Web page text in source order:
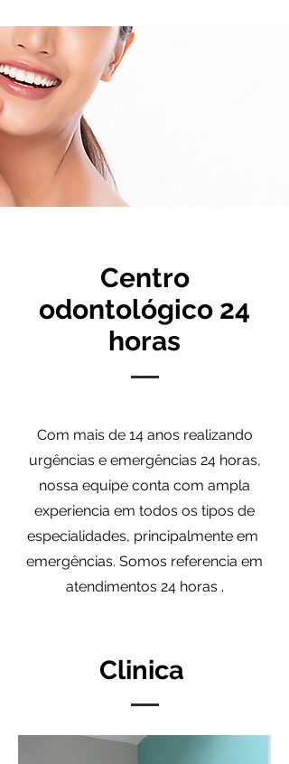
Centro
odontológico 24
horas
Com mais de 14 anos realizando
urgências e emergências 24 horas,
nossa equipe conta com ampla
experiencia em todos os tipos de
especialidades, principalmente em
emergências. Somos referencia em
atendimentos 24 horas .
Clinica